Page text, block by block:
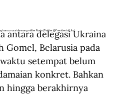
hancur usai diserang militer Rusia (Twitter @PresidentofUkr)
antara delegasi Ukraina
Gomel, Belarusia pada
setempat belum
konkret. Bahkan
hingga berakhirnya